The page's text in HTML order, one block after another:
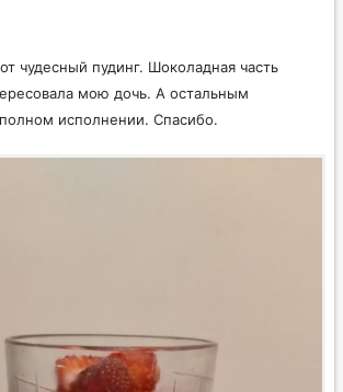
чудесный пудинг. Шоколадная часть
мою дочь. А остальным
исполнении. Спасибо.